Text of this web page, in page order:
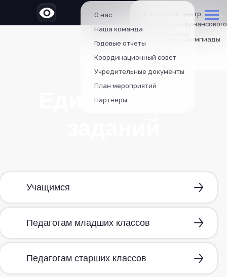
Конкурсы и олимпиады
Проекты
Ресурсный центр
волонтёров финансового
План мероприятий
Партнеры
Учредительные документы
Координационный совет
Годовые отчеты
Наша команда
О нас
Единый банк
Учащимся
Педагогам младших классов
Педагогам старших классов